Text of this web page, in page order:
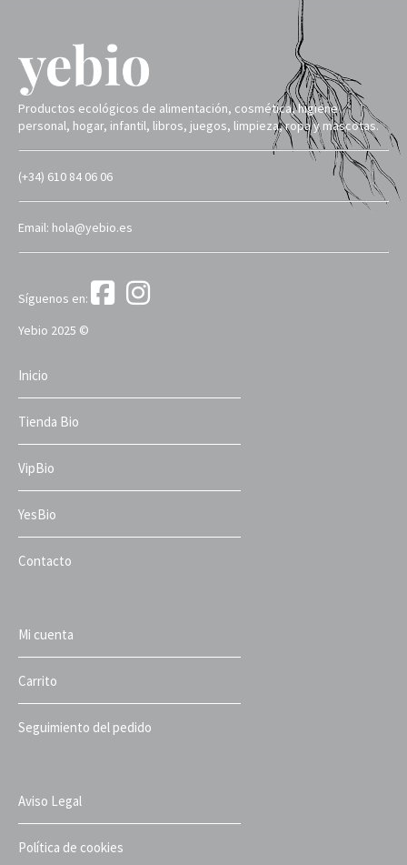
Productos ecológicos de alimentación, cosmética, higiene
personal, hogar, infantil, libros, juegos, limpieza, ropa y mascotas.
(+34) 610 84 06 06
Email: hola@yebio.es
Síguenos en:
Yebio 2025 ©
Inicio
Tienda Bio
VipBio
YesBio
Contacto
Mi cuenta
Carrito
Seguimiento del pedido
Aviso Legal
Política de cookies